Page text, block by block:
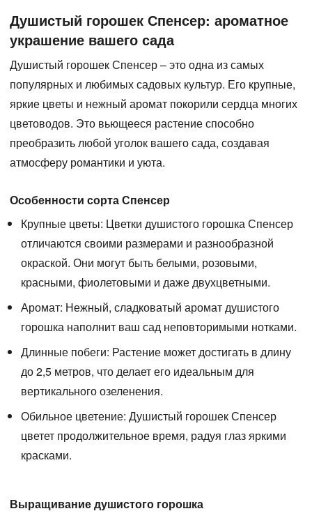
Душистый горошек Спенсер: ароматное
украшение вашего сада
Душистый горошек Спенсер– это одна из самых
популярных и любимых садовых культур. Его крупные,
яркие цветы и нежный аромат покорили сердца многих
цветоводов. Это вьющееся растение способно
преобразить любой уголок вашего сада, создавая
атмосферу романтики и уюта.
Особенности сорта Спенсер
Крупные цветы: Цветки душистого горошка Спенсер
отличаются своими размерами и разнообразной
окраской. Они могут быть белыми, розовыми,
красными, фиолетовыми и даже двухцветными.
Аромат: Нежный, сладковатый аромат душистого
горошка наполнит ваш сад неповторимыми нотками.
Длинные побеги: Растение может достигать в длину
до 2,5 метров, что делает его идеальным для
вертикального озеленения.
Обильное цветение: Душистый горошек Спенсер
цветет продолжительное время, радуя глаз яркими
красками.
Выращивание душистого горошка